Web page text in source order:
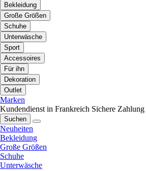
Bekleidung
Große Größen
Schuhe
Unterwäsche
Sport
Accessoires
Für ihn
Dekoration
Outlet
Marken
Kundendienst in Frankreich Sichere Zahlung
Suchen
Neuheiten
Bekleidung
Große Größen
Schuhe
Unterwäsche